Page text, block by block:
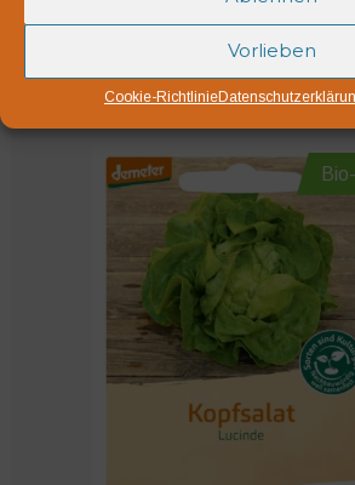
Vorlieben
Cookie-Richtlinie